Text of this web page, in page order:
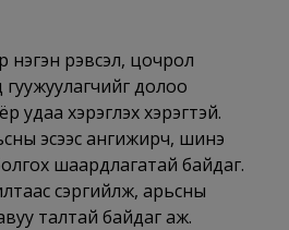
үрэвсэл, цочрол
гуужуулагчийг долоо
удаа хэрэглэх хэрэгтэй.
эсээс ангижирч, шинэ
шаардлагатай байдаг.
сэргийлж, арьсны
талтай байдаг аж.